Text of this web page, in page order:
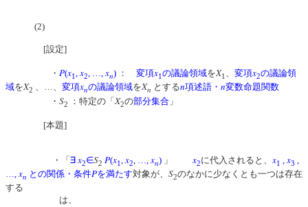
(2)
[設定]
・ P(x1 x2 xn) ： 変項x1の議論領域をX1 変項x2の議論領
域をX2 、…、 変項xnの議論領域をXn とするn項述語・ n変数命題関数
・ S2 ：特定の「 X2の部分集合 」
[本題]
・「∃ x2∈S2 P(x1 x2 xn) 」 x2に代入されると、 x1 x3
…,xn との関係・条件Pを満たす対象が、 S2のなかに少なくとも一つは存在
する
は、